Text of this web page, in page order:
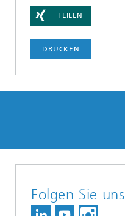
TEILEN
DRUCKEN
Folgen Sie uns